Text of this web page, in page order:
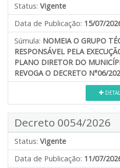
Status: Vigente
Data de Publicação: 15/07/
Súmula: NOMEIA O GRUPO
RESPONSÁVEL PELA
PLANO DIRETOR DO
REVOGA O DECRETO N°06/
Decreto 0054/2026
Status: Vigente
Data de Publicação: 11/07/